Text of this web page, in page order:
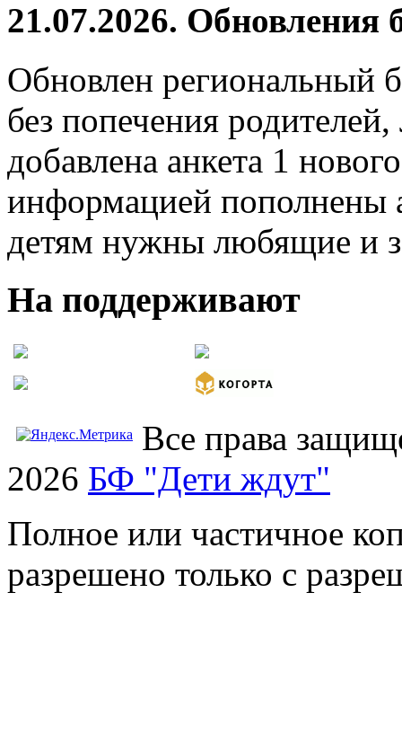
21.07.2026. Обновления
Обновлен региональный
без попечения
добавлена анкета 1
информацией пополнены
детям нужны любящие и
На поддерживают
Все права
2026 БФ "Дети ждут"
Полное или частичное
разрешено только с